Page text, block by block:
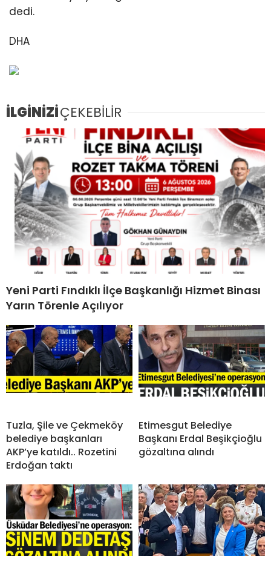
dedi.
DHA
İLGİNİZİÇEKEBİLİR
Yeni Parti Fındıklı İlçe Başkanlığı Hizmet Binası
Yarın Törenle Açılıyor
Tuzla, Şile ve Çekmeköy
belediye başkanları
AKP’ye katıldı.. Rozetini
Erdoğan taktı
Etimesgut Belediye
Başkanı Erdal Beşikçioğlu
gözaltına alındı